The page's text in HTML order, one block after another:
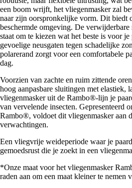
een boom wrijft, het vliegenmasker zal
naar zijn oorspronkelijke vorm. Dit biedt
beschermde omgeving. De verwijderbare
staat om te kiezen wat het beste is voor
gevoelige neusgaten tegen schadelijke
polarerand zorgt voor een comfortabele
dag.
Voorzien van zachte en ruim zittende
hoog aanpasbare sluitingen met elastiek,
vliegenmasker uit de Rambo®-lijn je
van vervelende insecten. Gepresenteerd
Rambo®, voldoet dit vliegenmasker aan
verwachtingen.
Een vliegvrije weideperiode waar je
gemoedsrust die je zoekt in een
*Onze maat voor het vliegenmasker
raden aan om een maat kleiner te nemen